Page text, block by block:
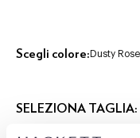
Scegli colore: Dusty
SELEZIONA TAGLIA: